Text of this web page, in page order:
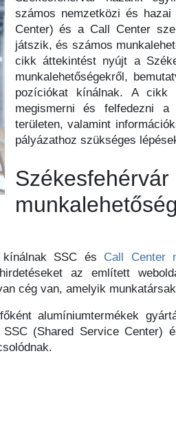
számos nemzetközi és
Center) és a Call Center
játszik, és számos
cikk áttekintést nyújt a
munkalehetőségekről,
pozíciókat kínálnak. A cikk
megismerni és felfedezni a
területen, valamint
pályázathoz szükséges
SSC és Call Center
az említett
cég van, amelyik
alumíniumtermékek
SSC (Shared Service